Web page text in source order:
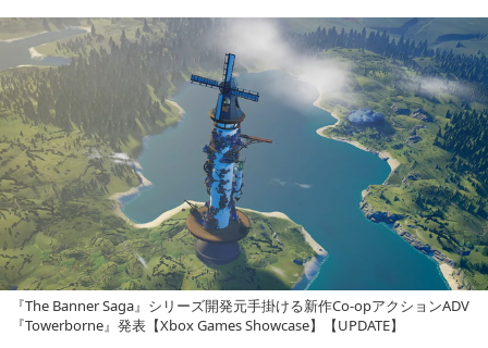
『The Banner Saga』シリーズ開発元手掛ける新作Co-opアクションADV
『Towerborne』発表【Xbox Games Showcase】【UPDATE】